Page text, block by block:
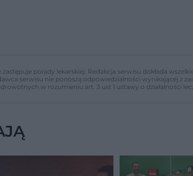
porady lekarskiej. Redakcja serwisu dokłada
serwisu nie ponoszą odpowiedzialności wynikającej z
w rozumieniu art. 3 ust 1 ustawy o działalności